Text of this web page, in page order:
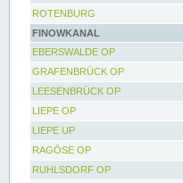
ROTENBURG
FINOWKANAL
EBERSWALDE OP
GRAFENBRÜCK OP
LEESENBRÜCK OP
LIEPE OP
LIEPE UP
RAGÖSE OP
RUHLSDORF OP